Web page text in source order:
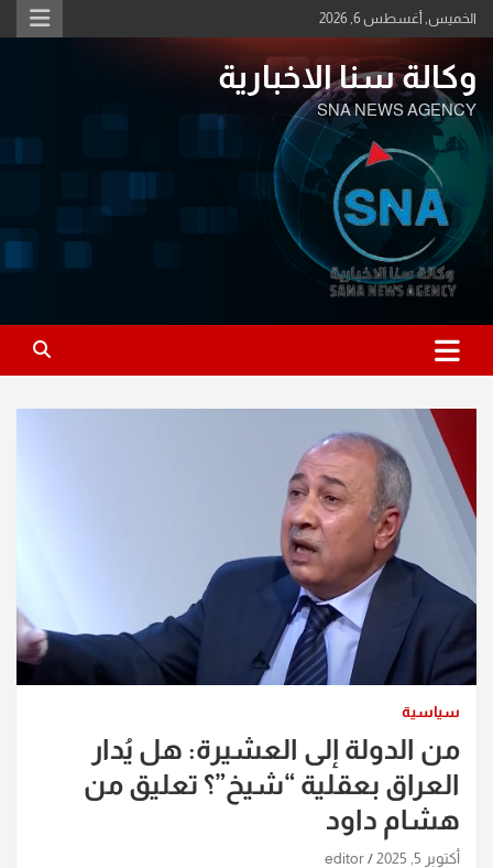
Skip
to
الخميس, أغسطس 6, 2026
وكالة سنا الاخبارية
SNA NEWS AGENCY
سياسية
من الدولة إلى العشيرة: هل يُدار
العراق بعقلية “شيخ”؟ تعليق من
هشام داود
أكتوبر 5, 2025 editor